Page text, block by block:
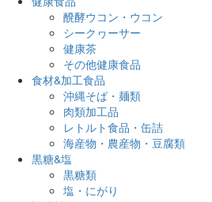
醗酵ウコン・ウコン
シークヮーサー
健康茶
その他健康食品
食材&加工食品
沖縄そば・麺類
肉類加工品
レトルト食品・缶詰
海産物・農産物・豆腐類
黒糖&塩
黒糖類
塩・にがり